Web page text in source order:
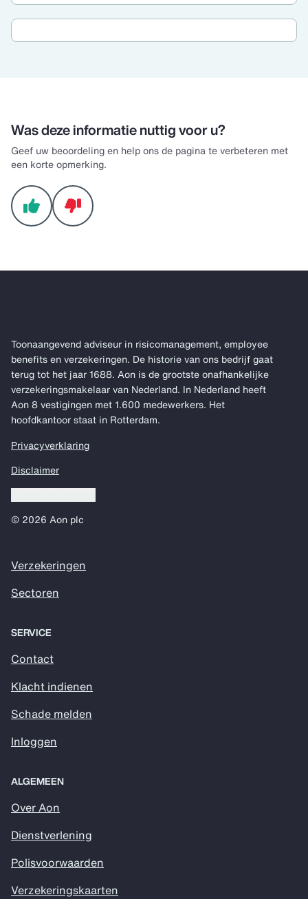
Was deze informatie nuttig voor u?
Geef uw beoordeling en help ons de pagina te verbeteren met
een korte opmerking.
Toonaangevend adviseur in risicomanagement, employee
benefits en verzekeringen. De historie van ons bedrijf gaat
terug tot het jaar 1688. Aon is de grootste onafhankelijke
verzekeringsmakelaar van Nederland. In Nederland heeft
Aon 8 vestigingen met 1.600 medewerkers. Het
hoofdkantoor staat in Rotterdam.
Privacyverklaring
Disclaimer
© 2026 Aon plc
Verzekeringen
Sectoren
SERVICE
Contact
Klacht indienen
Schade melden
Inloggen
ALGEMEEN
Over Aon
Dienstverlening
Polisvoorwaarden
Verzekeringskaarten